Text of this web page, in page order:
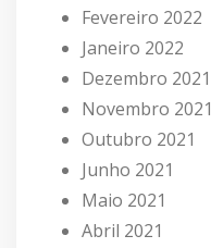
Fevereiro 2022
Janeiro 2022
Dezembro 2021
Novembro 2021
Outubro 2021
Junho 2021
Maio 2021
Abril 2021